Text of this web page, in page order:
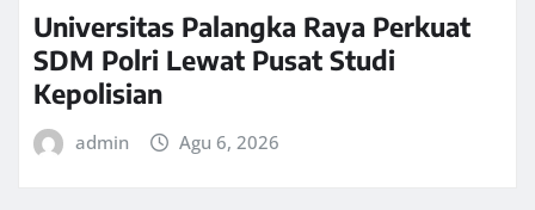
Universitas Palangka Raya Perkuat
SDM Polri Lewat Pusat Studi
Kepolisian
admin Agu 6, 2026